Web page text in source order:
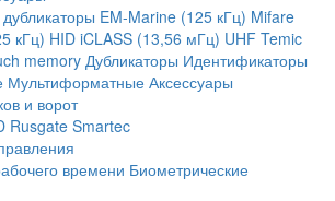
EM-Marine (125 кГц) Mifare
кГц) HID iCLASS (13,56 мГц) UHF Temic
memory Дубликаторы Идентификаторы
Мультиформатные Аксессуары
и ворот
Rusgate Smartec
времени Биометрические